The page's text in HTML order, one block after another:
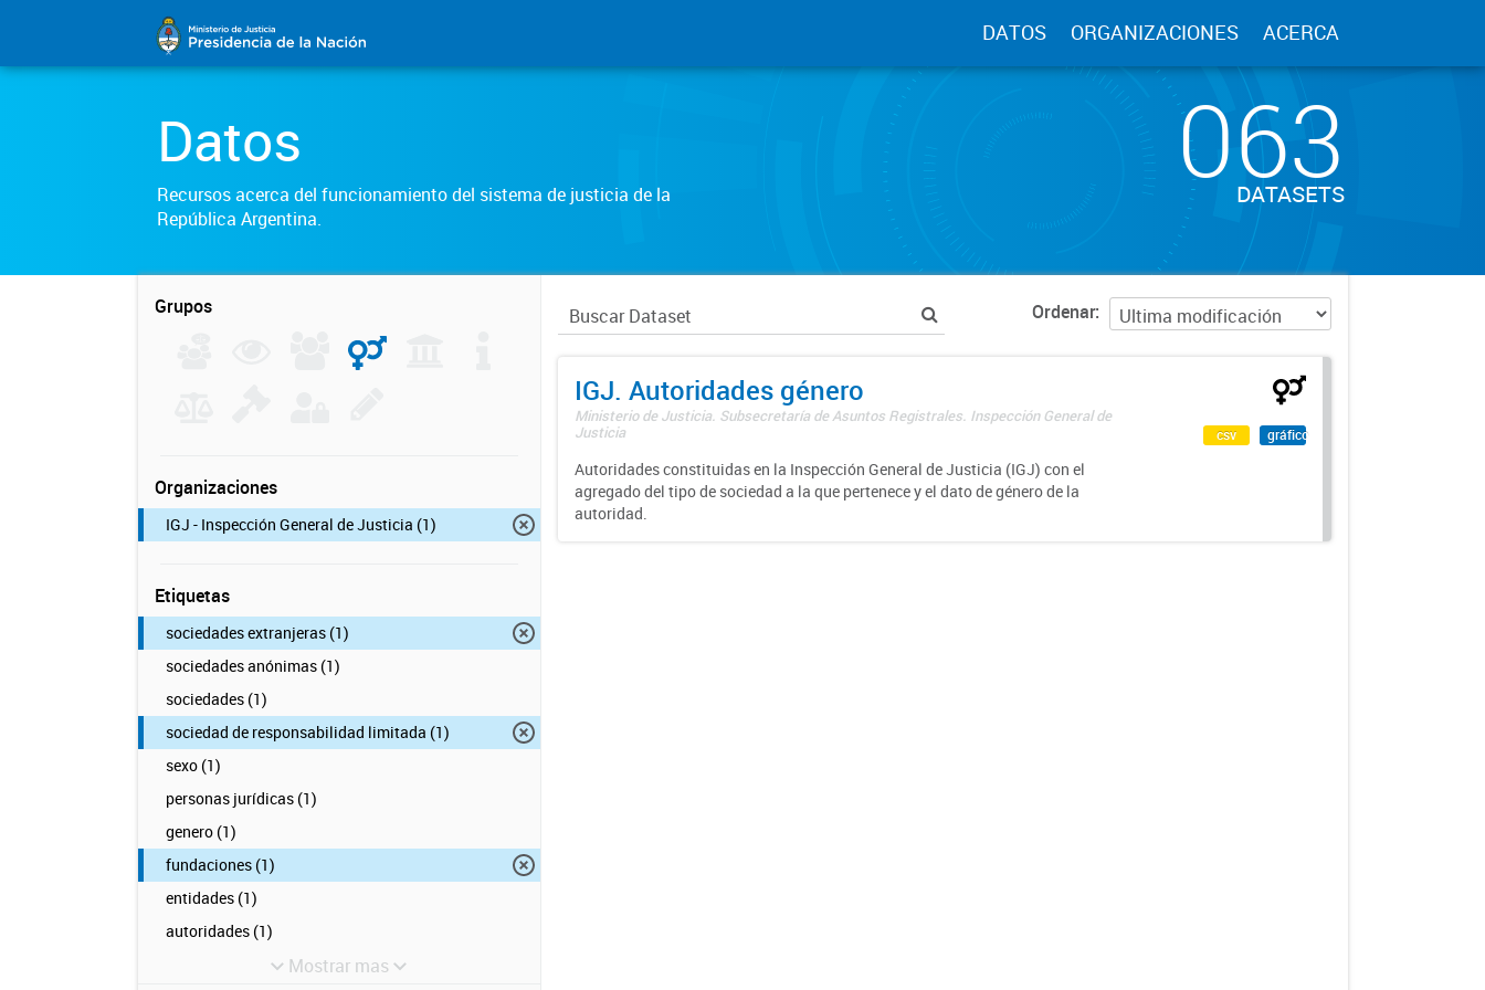
DATOS ORGANIZACIONES ACERCA
Datos
Recursos acerca del funcionamiento del sistema de justicia de la
República Argentina.
063
DATASETS
Grupos
Organizaciones
IGJ - Inspección General de Justicia (1)
Etiquetas
sociedades extranjeras (1)
sociedades anónimas (1)
sociedades (1)
sociedad de responsabilidad limitada (1)
sexo (1)
personas jurídicas (1)
genero (1)
fundaciones (1)
entidades (1)
autoridades (1)
Mostrar mas
Ordenar
IGJ. Autoridades género
Ministerio de Justicia. Subsecretaría de Asuntos Registrales. Inspección General de
Justicia
Autoridades constituidas en la Inspección General de Justicia (IGJ) con el
agregado del tipo de sociedad a la que pertenece y el dato de género de la
autoridad.
csv gráfico